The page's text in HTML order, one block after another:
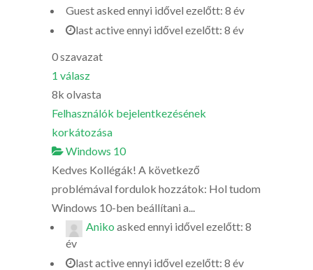
Guestasked ennyi idővel ezelőtt: 8 év
last active ennyi idővel ezelőtt: 8 év
0szavazat
1 válasz
8k olvasta
Felhasználók bejelentkezésének
korkátozása
Windows 10
Kedves Kollégák! A következő
problémával fordulok hozzátok: Hol tudom
Windows 10-ben beállítani a...
Aniko asked ennyi idővel ezelőtt: 8
év
last active ennyi idővel ezelőtt: 8 év